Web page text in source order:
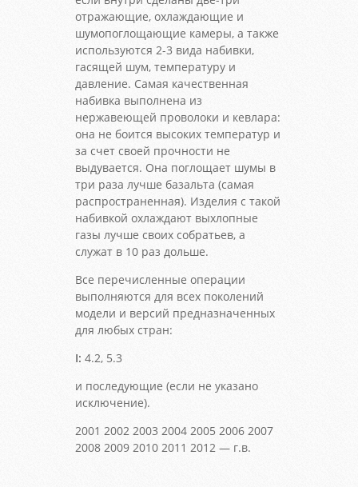
отражающие, охлаждающие и
шумопоглощающие камеры, а также
используются 2-3 вида набивки,
гасящей шум, температуру и
давление. Самая качественная
набивка выполнена из
нержавеющей проволоки и кевлара:
она не боится высоких температур и
за счет своей прочности не
выдувается. Она поглощает шумы в
три раза лучше базальта (самая
распространенная). Изделия с такой
набивкой охлаждают выхлопные
газы лучше своих собратьев, а
служат в 10 раз дольше.
Все перечисленные операции
выполняются для всех поколений
модели и версий предназначенных
для любых стран:
I: 4.2, 5.3
и последующие (если не указано
исключение).
2001 2002 2003 2004 2005 2006 2007
2008 2009 2010 2011 2012 — г.в.